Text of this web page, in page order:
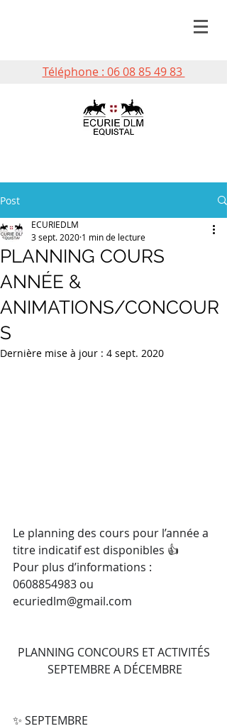
Téléphone : 06 08 85 49 83
Post
PLANNING COURS
ANNÉE &
ANIMATIONS/CONCOUR
S
ECURIEDLM
3 sept. 2020 1 min de lecture
Dernière mise à jour : 4 sept. 2020
Le planning des cours pour l’année a
titre indicatif est disponibles 👍
Pour plus d’informations :
0608854983 ou
ecuriedlm@gmail.com
PLANNING CONCOURS ET ACTIVITÉS
SEPTEMBRE A DÉCEMBRE
✨ SEPTEMBRE